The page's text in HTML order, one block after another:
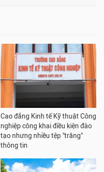
Cao đẳng Kinh tế Kỹ thuật Công
nghiệp công khai điều kiện đào
tạo nhưng nhiều tệp "trắng"
thông tin